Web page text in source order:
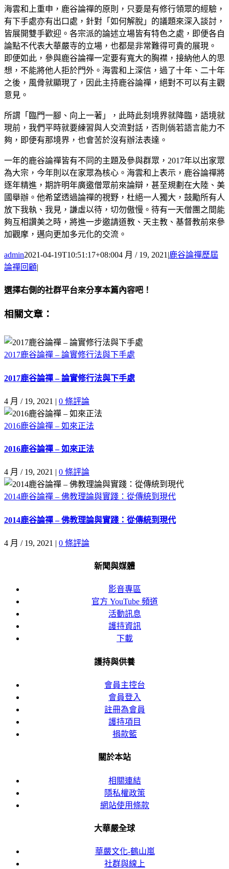
海雲和上重申，鹿谷論禪的原則，只要是有修行領眾的經驗，
有下手處亦有出口處，針對「如何解脫」的議題來深入談討，
皆展開雙手歡迎。各宗派的論述立場皆有特色之處，即便各自
論點不代表大華嚴寺的立場，也都是非常難得可貴的展現。
即便如此，參與鹿谷論禪一定要有寬大的胸襟，接納他人的思
想，不能將他人拒於門外。海雲和上深信，過了十年、二十年
之後，風骨就顯現了，因此主持鹿谷論禪，絕對不可以有主觀
意見。
所謂「臨門一腳、向上一著」，此時此刻境界就降臨，語境就
現前，我們平時就要練習與人交流對話，否則倘若語言能力不
夠，即便有那境界，也會苦於沒有辦法表達。
一年的鹿谷論禪皆有不同的主題及參與群眾，2017年以出家眾
為大宗，今年則以在家眾為核心。海雲和上表示，鹿谷論禪將
逐年精進，期許明年廣邀僧眾前來論辯，甚至規劃在大陸、美
國舉辦。他希望透過論禪的視野，杜絕一人獨大，鼓勵所有人
放下我執、我見，謙虛以待，切勿傲慢。待有一天僧團之間能
夠互相讚美之時，將進一步邀請道教、天主教、基督教前來參
加觀摩，邁向更加多元化的交流。
admin2021-04-19T10:51:17+08:004 月 / 19, 2021 |鹿谷論禪歷屆
論禪回顧|
選擇右側的社群平台來分享本篇內容吧！
Facebook
X
Email:
相關文章：
2017鹿谷論禪 – 論實修行法與下手處
2017鹿谷論禪 – 論實修行法與下手處
4 月 / 19, 2021 | 0 條評論
2016鹿谷論禪 – 如來正法
2016鹿谷論禪 – 如來正法
4 月 / 19, 2021 | 0 條評論
2014鹿谷論禪 – 佛教理論與實踐：從傳統到現代
2014鹿谷論禪 – 佛教理論與實踐：從傳統到現代
4 月 / 19, 2021 | 0 條評論
新聞與媒體
影音專區
官方 YouTube 頻道
活動訊息
護持資訊
下載
護持與供養
會員主控台
會員登入
註冊為會員
護持項目
捐款籃
關於本站
相關連結
隱私權政策
網站使用條款
大華嚴全球
華嚴文化-鶴山嵐
社群與線上